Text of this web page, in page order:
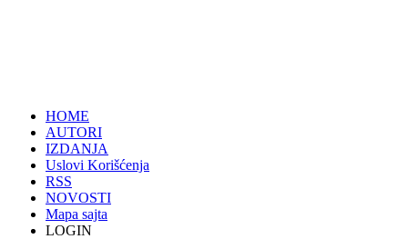
HOME
AUTORI
IZDANJA
Uslovi Korišćenja
RSS
NOVOSTI
Mapa sajta
LOGIN